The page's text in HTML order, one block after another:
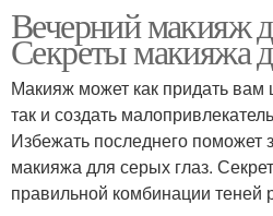
Макияж под прическу
Макияж с черным
волосом
Вечерний макияж
Секреты макияжа
Макияж может как придать вам
так и создать
Избежать последнего поможет
макияжа для серых глаз.
правильной комбинации теней